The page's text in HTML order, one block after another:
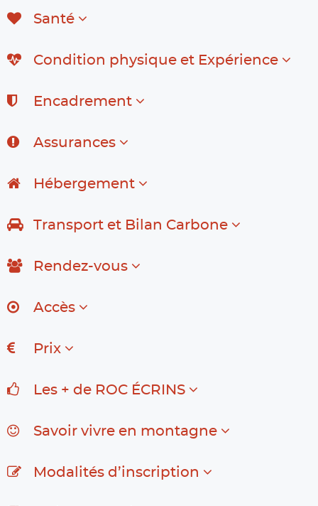
Santé
Condition physique et Expérience
Encadrement
Assurances
Hébergement
Transport et Bilan Carbone
Rendez-vous
Accès
Prix
Les + de ROC ÉCRINS
Savoir vivre en montagne
Modalités d’inscription